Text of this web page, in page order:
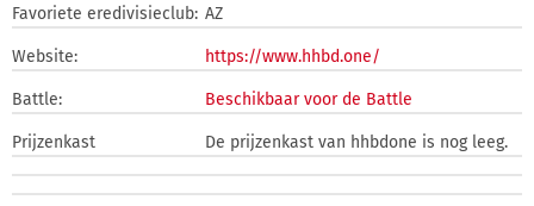
Favoriete eredivisieclub: AZ
Website: https://www.hhbd.one/
Battle: Beschikbaar voor de Battle
Prijzenkast De prijzenkast van hhbdone is nog leeg.